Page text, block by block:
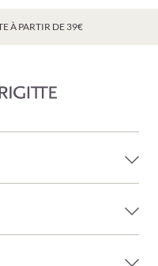
À PARTIR DE 39€